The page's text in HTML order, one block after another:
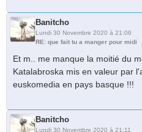
Banitcho
Lundi 30 Novembre 2020 à 21:06
RE: que fait tu a manger pour midi
Et m.. me manque la moitié du
Katalabroska mis en valeur par
euskomedia en pays basque !!!
Banitcho
Lundi 30 Novembre 2020 à 21:11